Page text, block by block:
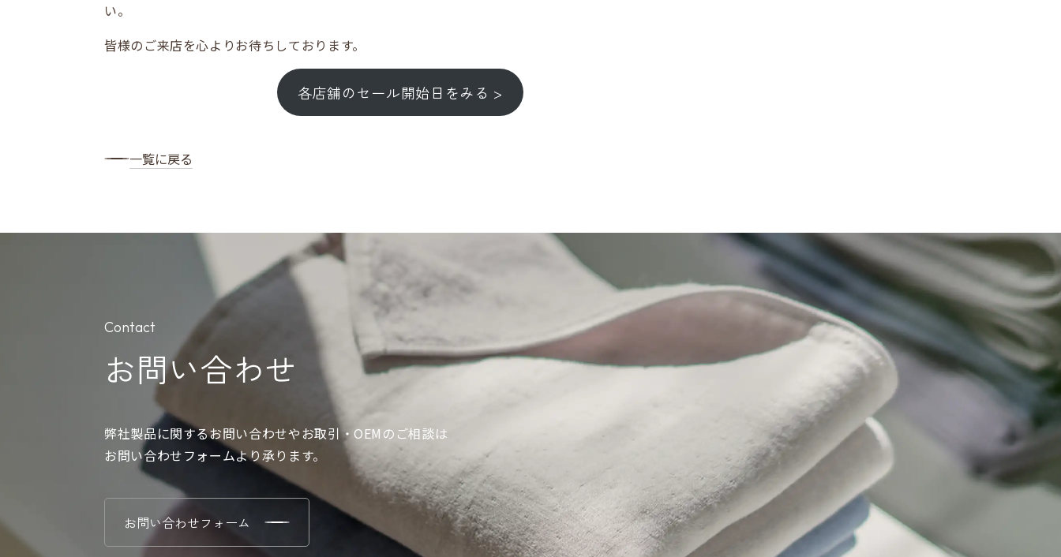
い。
皆様のご来店を心よりお待ちしております。
各店舗のセール開始日をみる >
一覧に戻る
Contact
お問い合わせ
弊社製品に関するお問い合わせやお取引・OEMのご相談は
お問い合わせフォームより承ります。
お問い合わせフォーム